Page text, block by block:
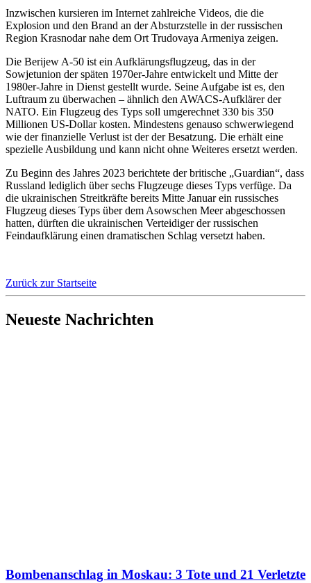
Inzwischen kursieren im Internet zahlreiche Videos, die die
Explosion und den Brand an der Absturzstelle in der russischen
Region Krasnodar nahe dem Ort Trudovaya Armeniya zeigen.
Die Berijew A-50 ist ein Aufklärungsflugzeug, das in der
Sowjetunion der späten 1970er-Jahre entwickelt und Mitte der
1980er-Jahre in Dienst gestellt wurde. Seine Aufgabe ist es, den
Luftraum zu überwachen – ähnlich den AWACS-Aufklärer der
NATO. Ein Flugzeug des Typs soll umgerechnet 330 bis 350
Millionen US-Dollar kosten. Mindestens genauso schwerwiegend
wie der finanzielle Verlust ist der der Besatzung. Die erhält eine
spezielle Ausbildung und kann nicht ohne Weiteres ersetzt werden.
Zu Beginn des Jahres 2023 berichtete der britische „Guardian“, dass
Russland lediglich über sechs Flugzeuge dieses Typs verfüge. Da
die ukrainischen Streitkräfte bereits Mitte Januar ein russisches
Flugzeug dieses Typs über dem Asowschen Meer abgeschossen
hatten, dürften die ukrainischen Verteidiger der russischen
Feindaufklärung einen dramatischen Schlag versetzt haben.
Zurück zur Startseite
Neueste Nachrichten
Bombenanschlag in Moskau: 3 Tote und 21 Verletzte